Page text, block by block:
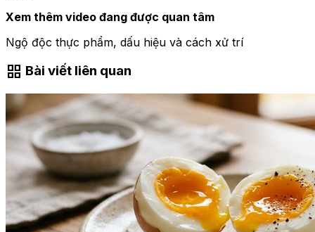
Xem thêm video đang được quan tâm
Ngộ độc thực phẩm, dấu hiệu và cách xử trí
grid_view Bài viết liên quan